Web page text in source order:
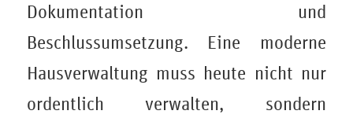
Dokumentation und
Beschlussumsetzung. Eine moderne
Hausverwaltung muss heute nicht nur
ordentlich verwalten, sondern